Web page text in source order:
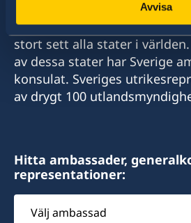
Avvisa
Sverige har diplomatiska
stort sett alla stater i
av dessa stater har Sverige
konsulat. Sveriges
av drygt 100
Hitta ambassader,
representationer:
Välj
ambassad